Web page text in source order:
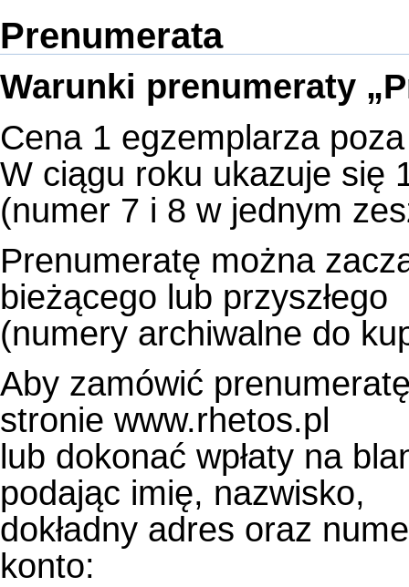
Prenumerata
Warunki prenumeraty
Cena 1 egzemplarza
W ciągu roku ukazuje się
(numer 7 i 8 w jednym
Prenumeratę można
bieżącego lub przyszłego
(numery archiwalne do
Aby zamówić
stronie www.rhetos.pl
lub dokonać wpłaty na
podając imię, nazwisko,
dokładny adres oraz
konto: